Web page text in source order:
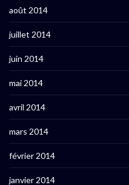
août 2014
juillet 2014
juin 2014
mai 2014
avril 2014
mars 2014
février 2014
janvier 2014